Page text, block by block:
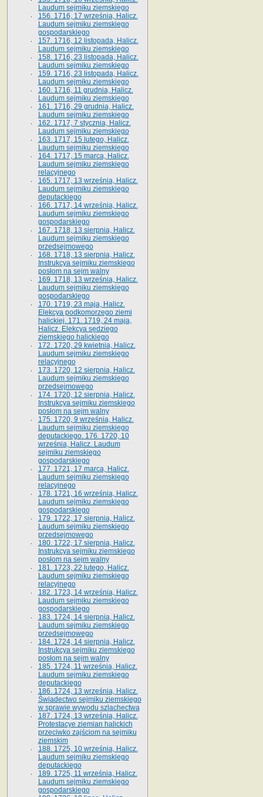
Laudum sejmiku ziemskiego
156. 1716, 17 września, Halicz.
Laudum sejmiku ziemskiego
gospodarskiego
157. 1716, 12 listopada, Halicz.
Laudum sejmiku ziemskiego
158. 1716, 23 listopada, Halicz.
Laudum sejmiku ziemskiego
159. 1716, 23 listopada, Halicz.
Laudum sejmiku ziemskiego
160. 1716, 11 grudnia, Halicz.
Laudum sejmiku ziemskiego
161. 1716, 29 grudnia, Halicz.
Laudum sejmiku ziemskiego
162. 1717, 7 stycznia, Halicz.
Laudum sejmiku ziemskiego
163. 1717, 15 lutego, Halicz.
Laudum sejmiku ziemskiego
164. 1717, 15 marca, Halicz.
Laudum sejmiku ziemskiego
relacyjnego
165. 1717, 13 września, Halicz.
Laudum sejmiku ziemskiego
deputackiego
166. 1717, 14 września, Halicz.
Laudum sejmiku ziemskiego
gospodarskiego
167. 1718, 13 sierpnia, Halicz.
Laudum sejmiku ziemskiego
przedsejmowego
168. 1718, 13 sierpnia, Halicz.
Instrukcya sejmiku ziemskiego
posłom na sejm walny
169. 1718, 13 września, Halicz.
Laudum sejmiku ziemskiego
gospodarskiego
170. 1719, 23 maja, Halicz.
Elekcya podkomorzego ziemi
halickiej. 171. 1719, 24 maja,
Halicz. Elekcya sędziego
ziemskiego halickiego
172. 1720, 29 kwietnia, Halicz.
Laudum sejmiku ziemskiego
relacyjnego
173. 1720, 12 sierpnia, Halicz.
Laudum sejmiku ziemskiego
przedsejmowego
174. 1720, 12 sierpnia, Halicz.
Instrukcya sejmiku ziemskiego
posłom na sejm walny
175. 1720, 9 września, Halicz.
Laudum sejmiku ziemskiego
deputackiego. 176. 1720, 10
września, Halicz. Laudum
sejmiku ziemskiego
gospodarskiego
177. 1721, 17 marca, Halicz.
Laudum sejmiku ziemskiego
relacyjnego
178. 1721, 16 września, Halicz.
Laudum sejmiku ziemskiego
gospodarskiego
179. 1722, 17 sierpnia, Halicz.
Laudum sejmiku ziemskiego
przedsejmowego
180. 1722, 17 sierpnia, Halicz.
Instrukcya sejmiku ziemskiego
posłom na sejm walny
181. 1723, 22 lutego, Halicz.
Laudum sejmiku ziemskiego
relacyjnego
182. 1723, 14 września, Halicz.
Laudum sejmiku ziemskiego
gospodarskiego
183. 1724, 14 sierpnia, Halicz.
Laudum sejmiku ziemskiego
przedsejmowego
184. 1724, 14 sierpnia, Halicz.
Instrukcya sejmiku ziemskiego
posłom na sejm walny
185. 1724, 11 września, Halicz.
Laudum sejmiku ziemskiego
deputackiego
186. 1724, 13 września, Halicz.
Świadectwo sejmiku ziemskiego
w sprawie wywodu szlachectwa
187. 1724, 13 września, Halicz.
Protestacye ziemian halickich
przeciwko zajściom na sejmiku
ziemskim
188. 1725, 10 września, Halicz.
Laudum sejmiku ziemskiego
deputackiego
189. 1725, 11 września, Halicz.
Laudum sejmiku ziemskiego
gospodarskiego